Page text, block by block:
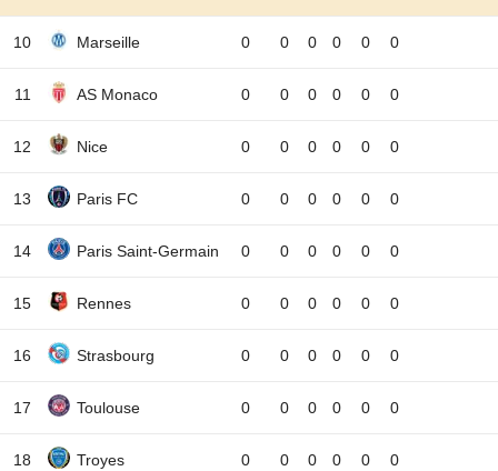
10 Marseille 0 0 0 0 0 0
11 AS Monaco 0 0 0 0 0 0
12 Nice 0 0 0 0 0 0
13 Paris FC 0 0 0 0 0 0
14 Paris Saint-Germain 0 0 0 0 0 0
15 Rennes 0 0 0 0 0 0
16 Strasbourg 0 0 0 0 0 0
17 Toulouse 0 0 0 0 0 0
18 Troyes 0 0 0 0 0 0